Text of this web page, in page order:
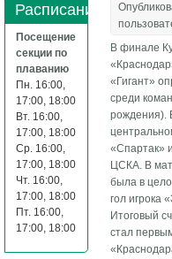
В финале
«Гигант»
среди
рождения).
«Спартак»
ЦСКА. В
была в
гол игрока
Итоговый
стал
Расписание
Посещение
секции по
плаванию
Пн. 16:00,
17:00, 18:00
Вт. 16:00,
17:00, 18:00
Ср. 16:00,
17:00, 18:00
Чт. 16:00,
17:00, 18:00
Пт. 16:00,
17:00, 18:00